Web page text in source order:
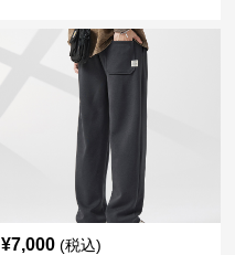
¥7,000 (税込)